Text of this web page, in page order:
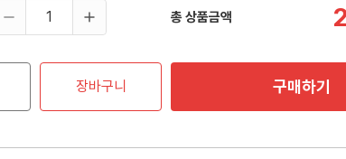
총 상품금액
장바구니 구매하기